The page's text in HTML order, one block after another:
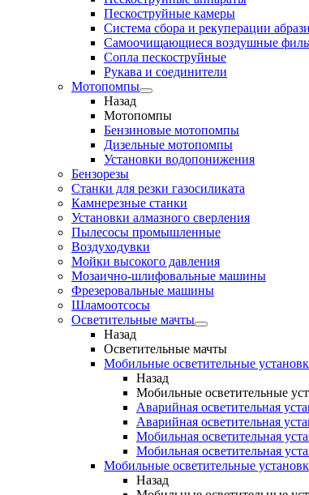
Пескоструйные камеры
Система сбора и рекуперации
Самоочищающиеся воздушные
Сопла пескоструйные
Рукава и соединители
Мотопомпы
Назад
Мотопомпы
Бензиновые мотопомпы
Дизельные мотопомпы
Установки водопонижения
Бензорезы
Станки для резки газосиликата
Камнерезные станки
Установки алмазного сверления
Пылесосы промышленные
Воздуходувки
Мойки высокого давления
Мозаично-шлифовальные машины
Фрезеровальные машины
Шламоотсосы
Осветительные мачты
Назад
Осветительные мачты
Мобильные осветительные
Назад
Мобильные осветительные
Аварийная осветительная
Аварийная осветительная
Мобильная осветительная
Мобильная осветительная
Мобильные осветительные
Назад